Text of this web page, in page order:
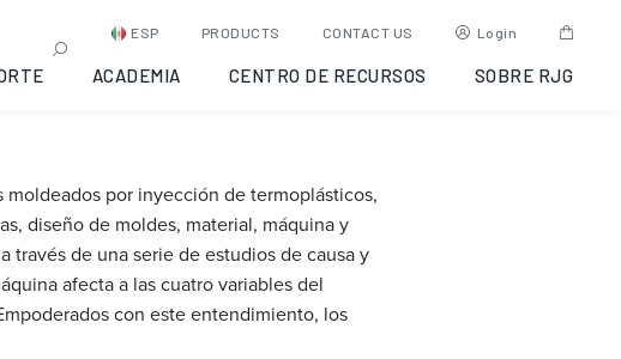
ESP PRODUCTS CONTACT US Login
ACADEMIA CENTRO DE RECURSOS SOBRE RJG
Molding:
por inyección de termoplásticos,
diseño de moldes, material, máquina y
de una serie de estudios de causa y
afecta a las cuatro variables del
con este entendimiento, los